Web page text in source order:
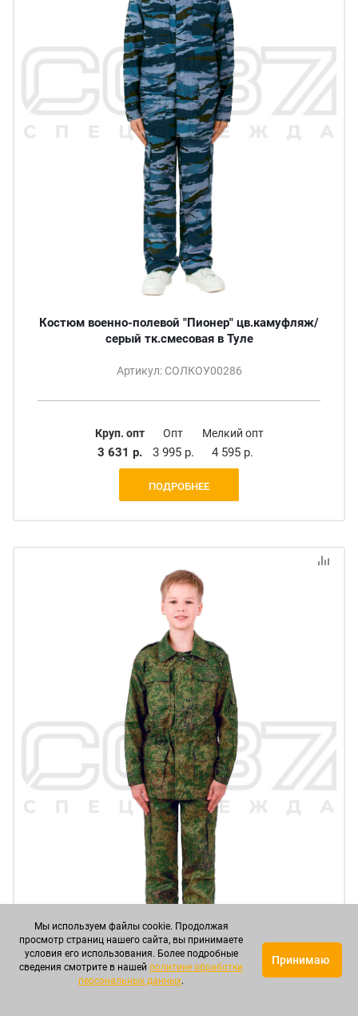
Костюм военно-полевой "Пионер" цв.камуфляж/
серый тк.смесовая в Туле
Артикул: СОЛКОУ00286
Круп. опт
3 631 р.
Опт
3 995 р.
Мелкий опт
4 595 р.
ПОДРОБНЕЕ
Мы используем файлы cookie. Продолжая
просмотр страниц нашего сайта, вы принимаете
условия его использования. Более подробные
сведения смотрите в нашей политике обработки
персональных данных.
Принимаю